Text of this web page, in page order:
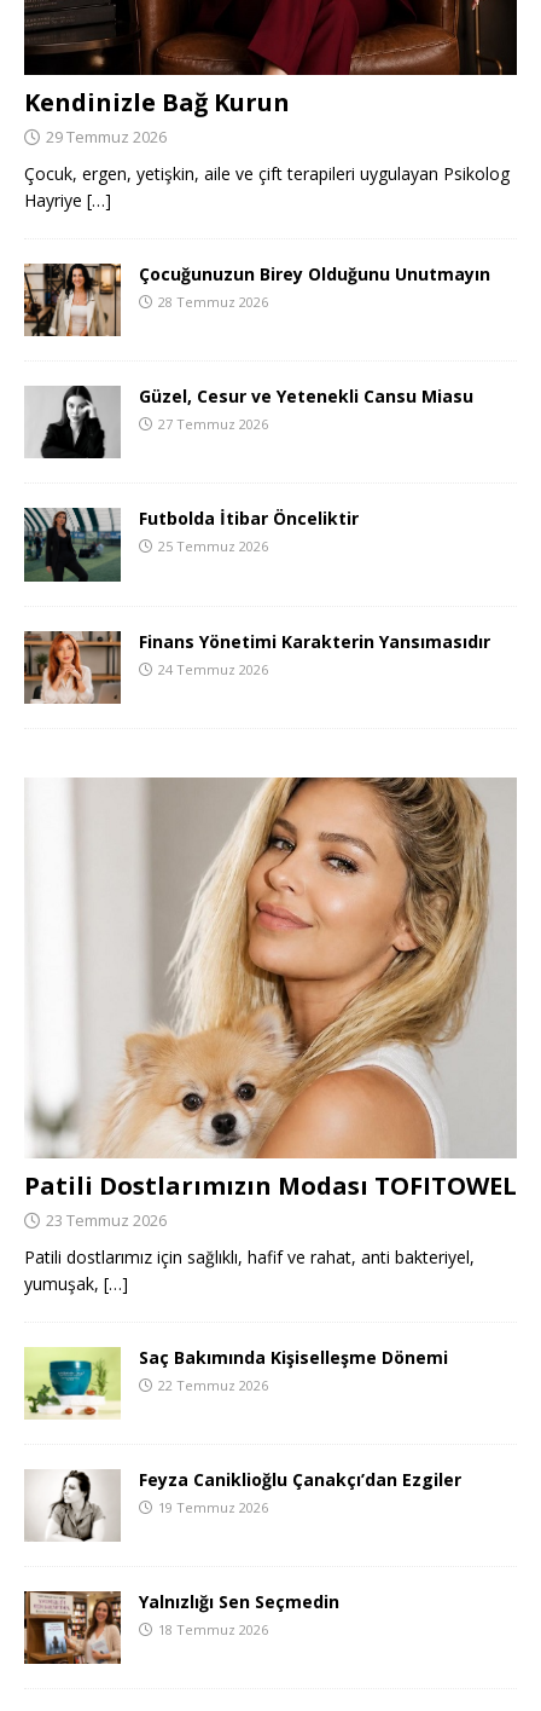
Kendinizle Bağ Kurun
29 Temmuz 2026
Çocuk, ergen, yetişkin, aile ve çift terapileri uygulayan Psikolog
Hayriye […]
Çocuğunuzun Birey Olduğunu Unutmayın
28 Temmuz 2026
Güzel, Cesur ve Yetenekli Cansu Miasu
27 Temmuz 2026
Futbolda İtibar Önceliktir
25 Temmuz 2026
Finans Yönetimi Karakterin Yansımasıdır
24 Temmuz 2026
Patili Dostlarımızın Modası TOFITOWEL
23 Temmuz 2026
Patili dostlarımız için sağlıklı, hafif ve rahat, anti bakteriyel,
yumuşak, […]
Saç Bakımında Kişiselleşme Dönemi
22 Temmuz 2026
Feyza Caniklioğlu Çanakçı’dan Ezgiler
19 Temmuz 2026
Yalnızlığı Sen Seçmedin
18 Temmuz 2026